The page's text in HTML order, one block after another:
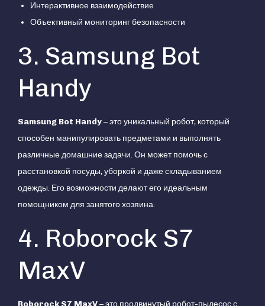
Интерактивное взаимодействие
Объективный мониторинг безопасности
3. Samsung Bot
Handy
Samsung Bot Handy– это уникальный робот, который
способен манипулировать предметами и выполнять
различные домашние задачи. Он может помочь с
расстановкой посуды, уборкой и даже складыванием
одежды. Его возможности делают его идеальным
помощником для занятого хозяина.
4. Roborock S7
MaxV
Roborock S7 MaxV– это продвинутый робот-пылесос с